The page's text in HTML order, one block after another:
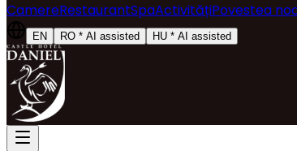
CamereRestaurantSpaActivitățiPovestea
EN RO * AI assisted HU * AI assisted